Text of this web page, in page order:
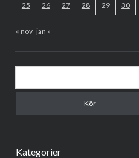
25 26 27 28 29 30
« nov jan »
Kategorier